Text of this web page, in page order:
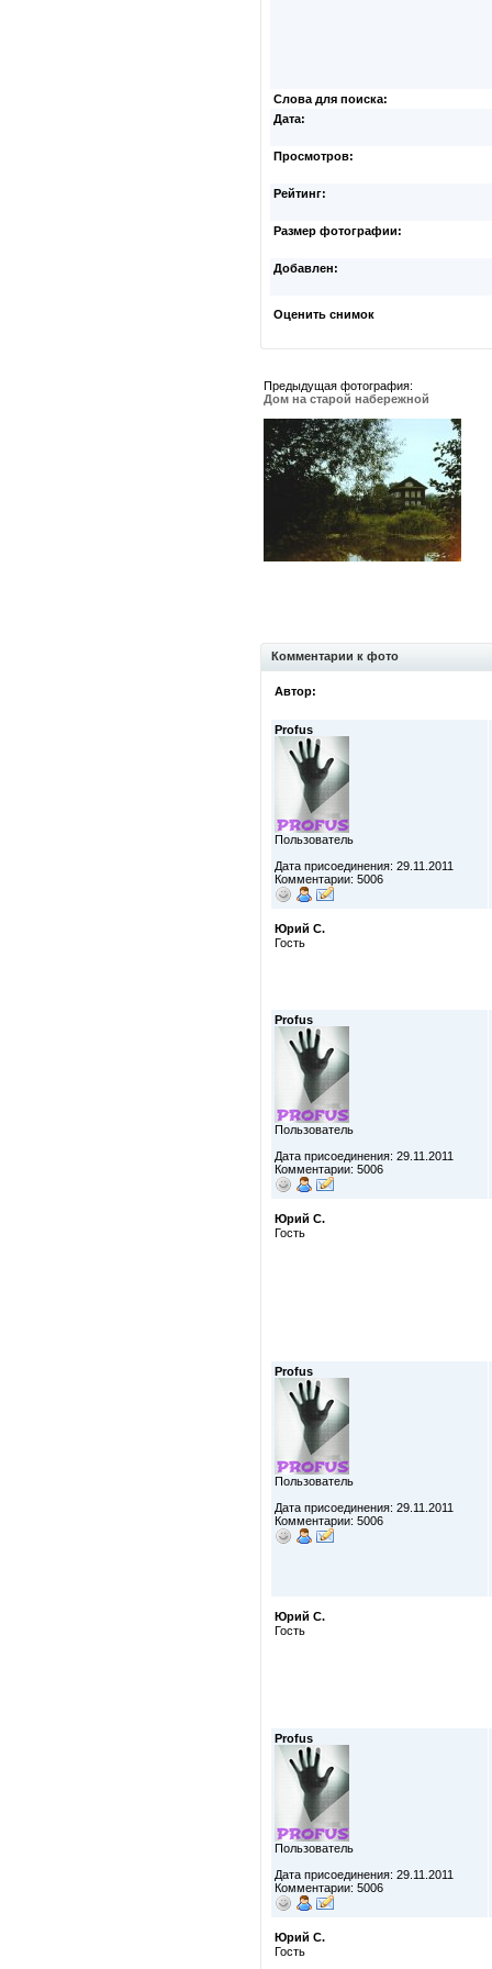
Слова для поиска:
Дата:
Просмотров:
Рейтинг:
Размер фотографии:
Добавлен:
Оценить снимок
Предыдущая фотография:
Дом на старой набережной
Комментарии к фото
Автор:
Profus
Пользователь
Дата присоединения: 29.11.2011
Комментарии: 5006
Юрий С.
Гость
Profus
Пользователь
Дата присоединения: 29.11.2011
Комментарии: 5006
Юрий С.
Гость
Profus
Пользователь
Дата присоединения: 29.11.2011
Комментарии: 5006
Юрий С.
Гость
Profus
Пользователь
Дата присоединения: 29.11.2011
Комментарии: 5006
Юрий С.
Гость